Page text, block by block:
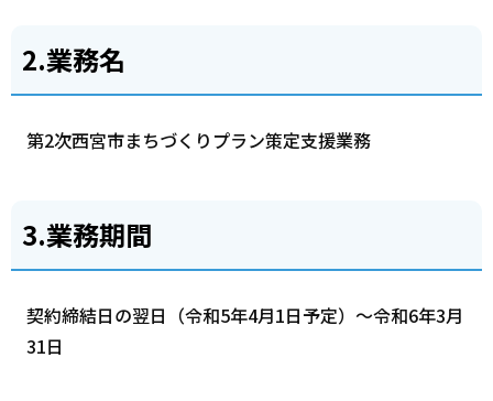
2.業務名
第2次西宮市まちづくりプラン策定支援業務
3.業務期間
契約締結日の翌日（令和5年4月1日予定）～令和6年3月
31日